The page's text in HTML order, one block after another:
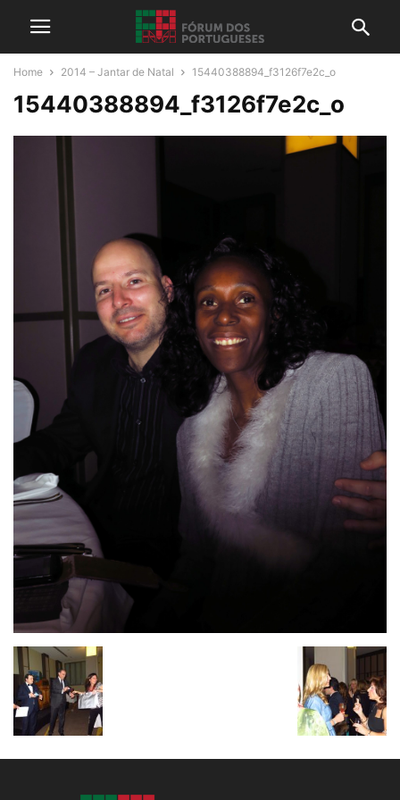
Home 2014 – Jantar de Natal 15440388894_f3126f7e2c_o
15440388894_f3126f7e2c_o